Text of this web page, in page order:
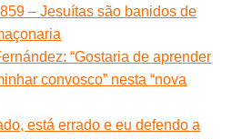
– Jesuítas são banidos de
“Gostaria de aprender
convosco” nesta “nova
está errado e eu defendo a